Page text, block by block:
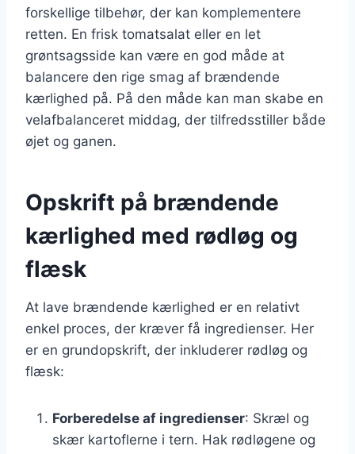
forskellige tilbehør, der kan komplementere
retten. En frisk tomatsalat eller en let
grøntsagsside kan være en god måde at
balancere den rige smag af brændende
kærlighed på. På den måde kan man skabe en
velafbalanceret middag, der tilfredsstiller både
øjet og ganen.
Opskrift på brændende
kærlighed med rødløg og
flæsk
At lave brændende kærlighed er en relativt
enkel proces, der kræver få ingredienser. Her
er en grundopskrift, der inkluderer rødløg og
flæsk:
Forberedelse af ingredienser: Skræl og
skær kartoflerne i tern. Hak rødløgene og